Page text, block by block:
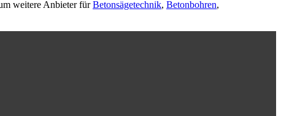
weitere Anbieter fürBetonsägetechnik, Betonbohren,